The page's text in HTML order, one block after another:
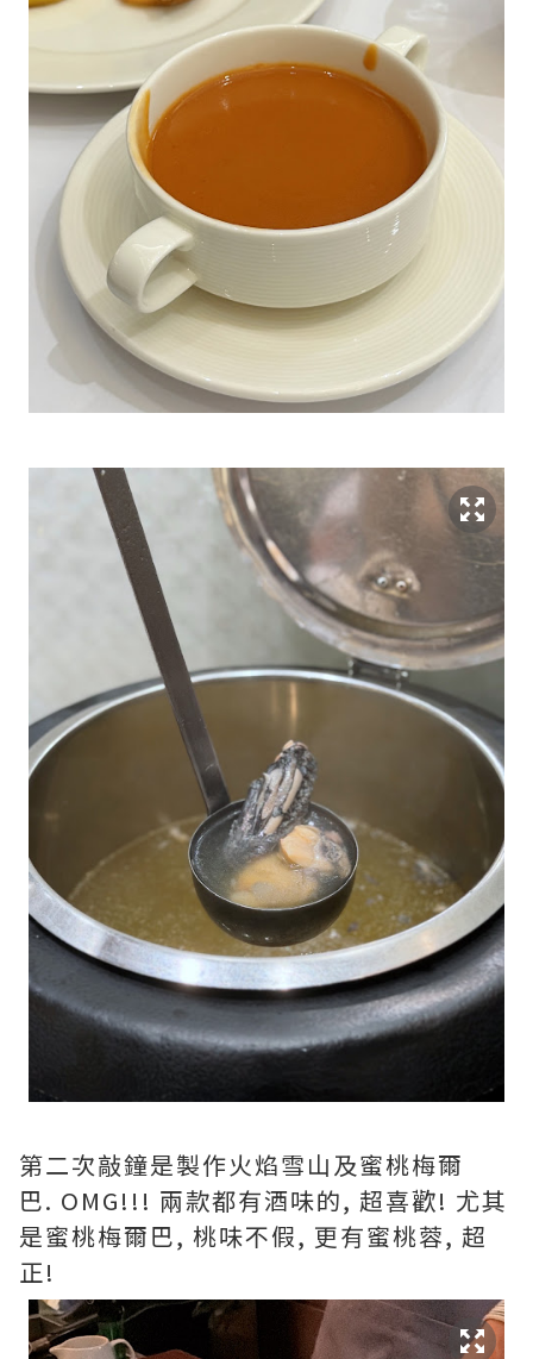
第二次敲鐘是製作火焰雪山及蜜桃梅爾
巴. OMG!!! 兩款都有酒味的, 超喜歡! 尤其
是蜜桃梅爾巴, 桃味不假, 更有蜜桃蓉, 超
正!